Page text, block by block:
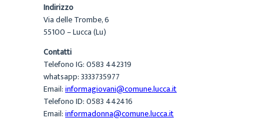
Indirizzo
Via delle Trombe, 6
55100 – Lucca (Lu)
Contatti
Telefono IG: 0583 442319
whatsapp: 3333735977
Email:informagiovani@comune.lucca.it
Telefono ID: 0583 442416
Email:informadonna@comune.lucca.it